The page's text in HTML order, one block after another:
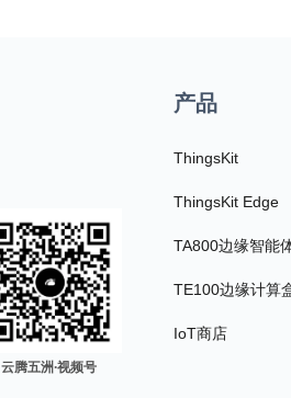
云腾五洲·视频号
产品
ThingsKit
ThingsKit Edge
TA800边缘智能
TE100边缘计算
IoT商店